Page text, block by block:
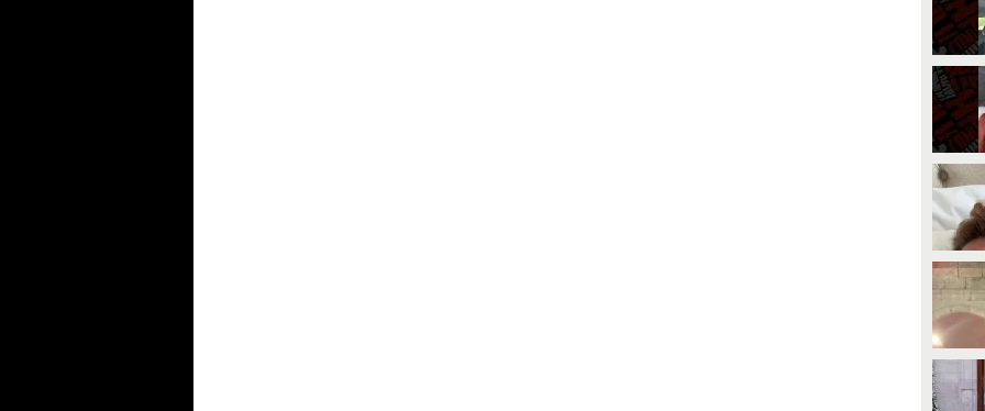
altri. A volte è già dentro di noi".